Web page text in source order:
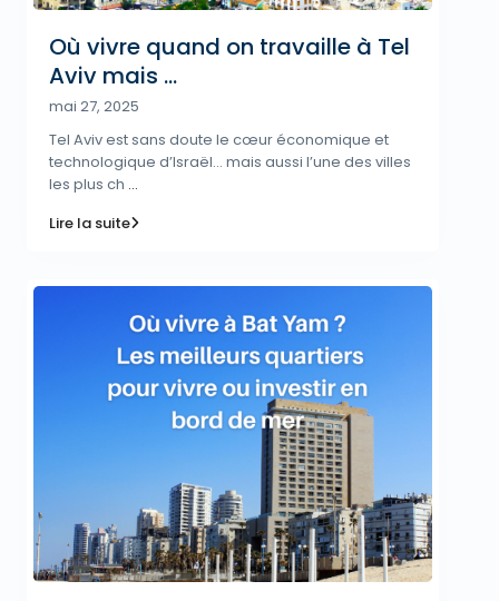
Où vivre quand on travaille à Tel
Aviv mais ...
mai 27, 2025
Tel Aviv est sans doute le cœur économique et
technologique d’Israël… mais aussi l’une des villes
les plus ch ...
Lire la suite